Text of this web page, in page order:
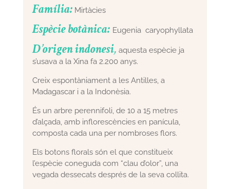
Família: Mirtàcies
Espècie botànica: Eugenia caryophyllata
D’origen indonesi, aquesta espècie ja
s’usava a la Xina fa 2.200 anys.
Creix espontàniament a les Antilles, a
Madagascar i a la Indonèsia.
És un arbre perennifoli, de 10 a 15 metres
d’alçada, amb inflorescències en panícula,
composta cada una per nombroses flors.
Els botons florals són el que constitueix
l’espècie coneguda com “clau d’olor”, una
vegada dessecats després de la seva collita.